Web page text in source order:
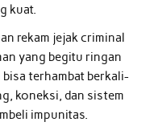
kuat.
rekam jejak criminal
yang begitu ringan
terhambat berkali-
koneksi, dan sistem
impunitas.